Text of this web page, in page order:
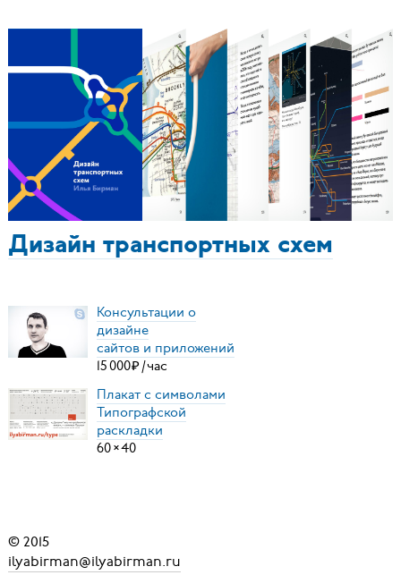
Дизайн транспортных схем
Консультации о
дизайне
сайтов и приложений
15000₽ /час
Плакат с символами
Типографской
раскладки
60×40
© 2015
ilyabirman@ilyabirman.ru